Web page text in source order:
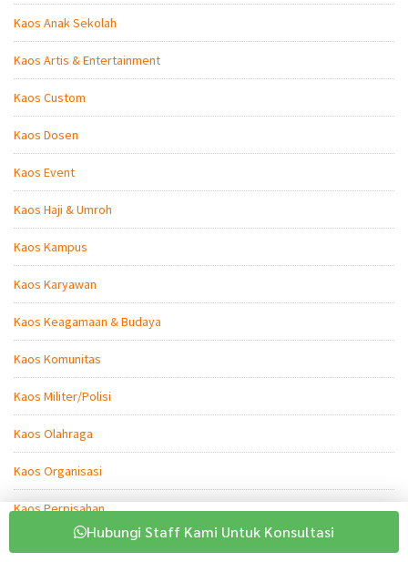
Kaos Anak Sekolah
Kaos Artis & Entertainment
Kaos Custom
Kaos Dosen
Kaos Event
Kaos Haji & Umroh
Kaos Kampus
Kaos Karyawan
Kaos Keagamaan & Budaya
Kaos Komunitas
Kaos Militer/Polisi
Kaos Olahraga
Kaos Organisasi
Kaos Perpisahan
Hubungi Staff Kami Untuk Konsultasi